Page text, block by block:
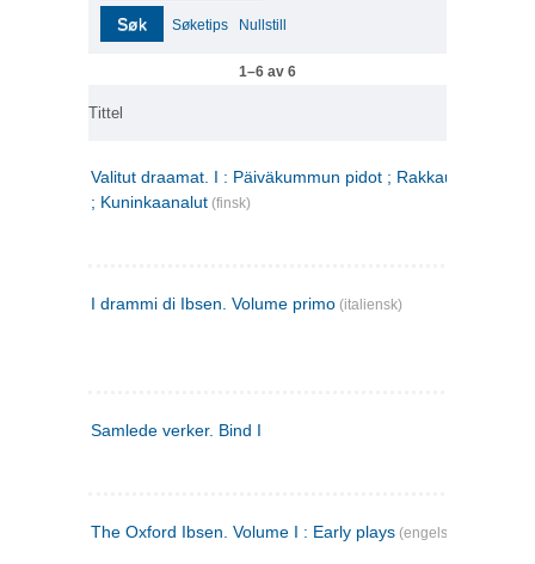
Søk Søketips Nullstill
1–6 av 6
Tittel
Valitut draamat. I : Päiväkummun pidot ; Rakkauden
; Kuninkaanalut (finsk)
I drammi di Ibsen. Volume primo (italiensk)
Samlede verker. Bind I
The Oxford Ibsen. Volume I : Early plays (engelsk)